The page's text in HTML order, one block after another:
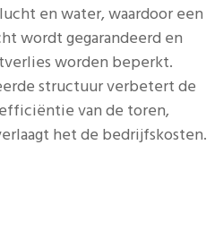
en water, waardoor een
wordt gegarandeerd en
worden beperkt.
structuur verbetert de
van de toren,
het de bedrijfskosten.